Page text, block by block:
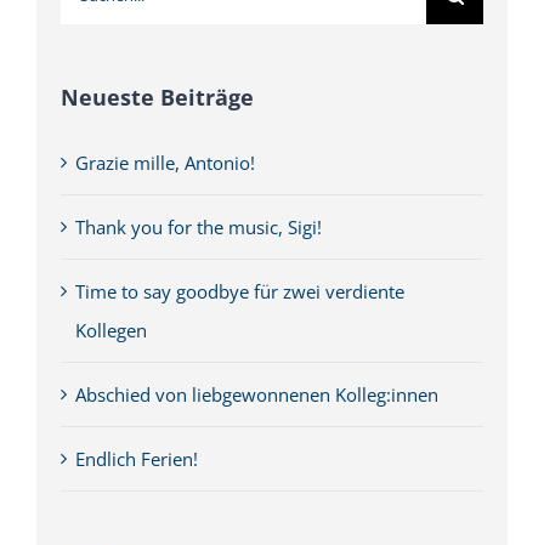
Neueste Beiträge
Grazie mille, Antonio!
Thank you for the music, Sigi!
Time to say goodbye für zwei verdiente
Kollegen
Abschied von liebgewonnenen Kolleg:innen
Endlich Ferien!